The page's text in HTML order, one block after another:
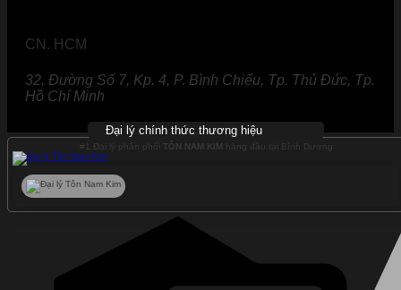
CN. HCM
32, Đường Số 7, Kp. 4, P. Bình Chiểu, Tp. Thủ Đức, Tp.
Hồ Chí Minh
Đại lý chính thức thương hiệu
#1 Đại lý phân phối TÔN NAM KIM hàng đầu tại Bình Dương